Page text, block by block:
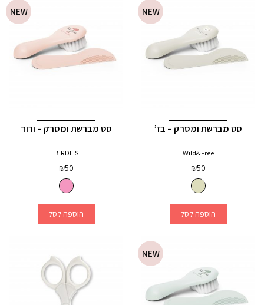
NEW
סט מברשת ומסרק – בז’
Wild&Free
₪50
הוספה לסל
NEW
סט מברשת ומסרק – ורוד
BIRDIES
₪50
הוספה לסל
NEW